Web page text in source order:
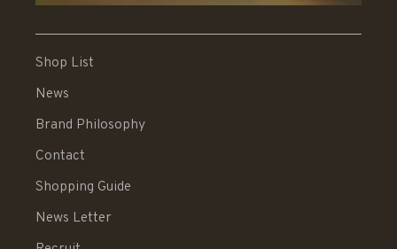
Shop List
News
Brand Philosophy
Contact
Shopping Guide
News Letter